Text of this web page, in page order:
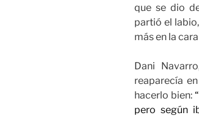
que se dio
partió el
más en la
Dani
reaparecía
hacerlo bien:
pero según